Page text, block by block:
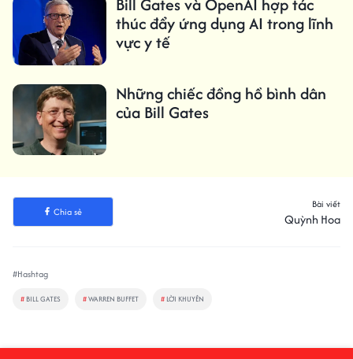
thúc đẩy ứng dụng AI trong lĩnh
vực y tế
Những chiếc đồng hồ bình dân
của Bill Gates
Chia sẻ
Bài viết
Quỳnh Hoa
#Hashtag
# BILL GATES #WARREN BUFFET # LỜI KHUYÊN